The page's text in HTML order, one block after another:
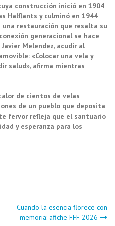
construcción inició en 1904
Halflants y culminó en 1944
una restauración que resalta su
generacional se hace
Melendez, acudir al
«Colocar una vela y
salud», afirma mientras
de cientos de velas
de un pueblo que deposita
fervor refleja que el santuario
y esperanza para los
Cuando la esencia florece con
memoria: afiche FFF 2026